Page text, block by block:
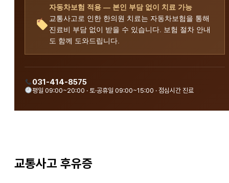
자동차보험 적용 — 본인 부담 없이 치료 가능
교통사고로 인한 한의원 치료는 자동차보험을 통해
진료비 부담 없이 받을 수 있습니다. 보험 절차 안내
도 함께 도와드립니다.
031-414-8575
평일 09:00~20:00 · 토·공휴일 09:00~15:00 · 점심시간 진료
교통사고 후유증